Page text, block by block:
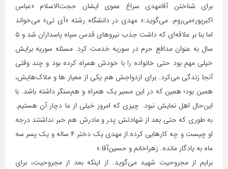
برای شناختن آقامهدی سراغ عموی ایشان حجت‌الاسلام «عباس
اکبرپور»می‌روم. می‌گوید:« مهدی در دانشگاه رشته «آی تی» می‌خواند
اما بنا بر علاقه‌ای که داشت جذب نیروهای قدس سپاه پاسداران شد و ۵
سال به عنوان مدافع حرم در سوریه خدمت کرد. مسئله سوریه برایش
خیلی مهم بود حتی خانواده را با خودش همراه کرده بود و چند وقتی
آنجا زندگی می‌کرد. برای ازدواجش هم یکی از معیار ها و ملاک‌هایش،
همین بود؛ همین که در این مسیر یک همراه و هم‌سنگر داشته باشد. با
این‌حال اهل نمایش نبود. چیزی که امروز خیلی از ما دچار آن هستیم.
به طوری که حتی بعد از شهادتش پدر و مادرش هم خبر نداشتند درجه
او چیست و چه کارهایی کرده.از مهدی یک دختر ۴ ساله و یک پسر سه
ماه به یادگار مانده. زهراخانم و حسین‌آقا.»
برایم از مجروحیت شهید می‌گوید. از اینکه بعد از مجروحیت، برای